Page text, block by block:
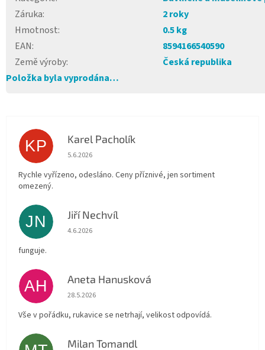
Záruka:
2 roky
Hmotnost:
0.5 kg
EAN:
8594166540590
Země výroby:
Česká republika
Položka byla vyprodána…
KP Karel Pacholík
Hodnocení obchodu je 4 z 5 hvězdiček.
5.6.2026
Rychle vyřízeno, odesláno. Ceny příznivé, jen sortiment
omezený.
JN Jiří Nechvíl
Hodnocení obchodu je 5 z 5 hvězdiček.
4.6.2026
funguje.
AH Aneta Hanusková
Hodnocení obchodu je 5 z 5 hvězdiček.
28.5.2026
Vše v pořádku, rukavice se netrhají, velikost odpovídá.
Milan Tomandl